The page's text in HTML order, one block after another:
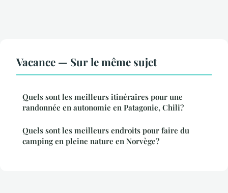
Vacance — Sur le même sujet
Quels sont les meilleurs itinéraires pour une
randonnée en autonomie en Patagonie, Chili?
Quels sont les meilleurs endroits pour faire du
camping en pleine nature en Norvège?